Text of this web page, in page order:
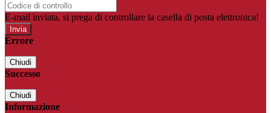
E-mail inviata, si prega di controllare la casella di posta elettronica!
Errore
Chiudi
Successo
Chiudi
Informazione